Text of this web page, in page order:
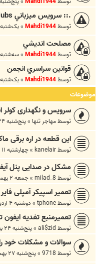
.:: سرويس ميزباني CentralClubs ::.
توسطMahdi1944
»یک‌شنبه ۳۰ تیر ۱۳۹۲, ۸:۳۲ ق.ظ
مصلحت انديشي
توسطMahdi1944
»سه‌شنبه ۱۷ شهریور ۱۳۸۸, ۳:۴۷ ق.ظ
قوانين سراسري انجمن
توسطMahdi1944
»یک‌شنبه ۹ بهمن ۱۳۸۴, ۳:۱۳ ق.ظ
موضوعات
سرویس و نگهداری کولر
توسطمهاجر تنها »پنج‌شنبه ۲۴ خرداد ۱۳۹۷, ۴:۲۴ ق.ظ
این قطعه در اره برقی
توسطkanelair
»چهارشنبه ۱۱ فروردین ۱۴۰۰, ۸:۰۵ ب.ظ
مشکل در صدایی پنل
توسط milad_8
»جمعه ۲ بهمن ۱۳۹۴, ۵:۱۰ ق.ظ
تعمیر اسپیکر آمپلی
توسطtphone
» دوشنبه ۴ اردیبهشت ۱۳۹۱, ۴:۳۳ ق.ظ
تعمیرمنبع تغدیه
توسط ali$zid
»پنج‌شنبه ۲۴ بهمن ۱۳۹۸, ۱۱:۴۳ ق.ظ
سوالات و مشکلات خود
توسط 9718
»پنج‌شنبه ۲۷ بهمن ۱۳۹۰, ۱۲:۱۴ ق.ظ